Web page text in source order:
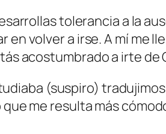
tolerancia a la
volver a irse. A mí me
acostumbrado a irte de
(suspiro)
me resulta más